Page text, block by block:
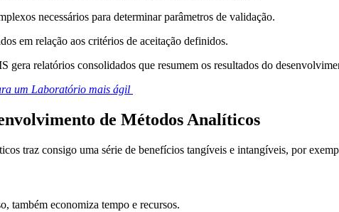
necessários para determinar parâmetros de validação.
em relação aos critérios de aceitação definidos.
gera relatórios consolidados que resumem os resultados do
um Laboratório mais ágil
de Métodos Analíticos
traz consigo uma série de benefícios tangíveis e intangíveis, por
também economiza tempo e recursos.